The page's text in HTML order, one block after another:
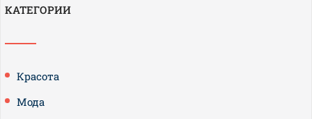
КАТЕГОРИИ
Красота
Мода